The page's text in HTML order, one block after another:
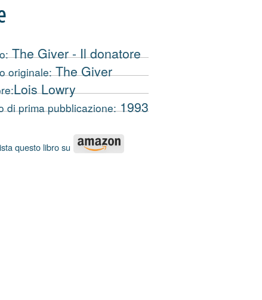
The Giver - Il donatore
originale:The Giver
Lois Lowry
di prima pubblicazione:1993
questo libro su